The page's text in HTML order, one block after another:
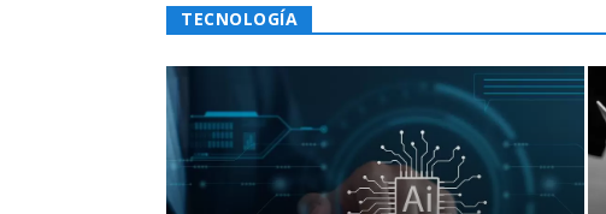
TECNOLOGÍA